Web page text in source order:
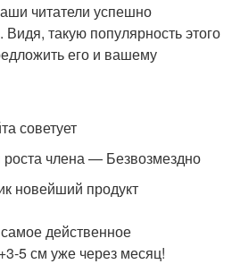
читатели успешно
такую популярность этого
его и вашему
советует
члена — Безвозмездно
новейший продукт
действенное
5 см уже через месяц!